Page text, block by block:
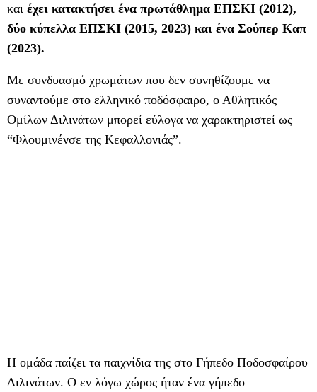
και έχει κατακτήσει ένα πρωτάθλημα ΕΠΣΚΙ (2012),
δύο κύπελλα ΕΠΣΚΙ (2015, 2023) και ένα Σούπερ Καπ
(2023).
Με συνδυασμό χρωμάτων που δεν συνηθίζουμε να
συναντούμε στο ελληνικό ποδόσφαιρο, ο Αθλητικός
Ομίλων Διλινάτων μπορεί εύλογα να χαρακτηριστεί ως
“Φλουμινένσε της Κεφαλλονιάς”.
Η ομάδα παίζει τα παιχνίδια της στο Γήπεδο Ποδοσφαίρου
Διλινάτων. Ο εν λόγω χώρος ήταν ένα γήπεδο